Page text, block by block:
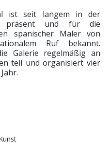
ist seit langem in der
präsent und für die
spanischer Maler von
Ruf bekannt.
Galerie regelmäßig an
teil und organisiert vier